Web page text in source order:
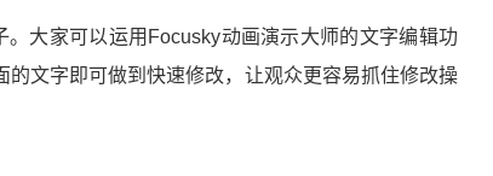
大家可以运用Focusky动画演示大师的文字编辑功
文字即可做到快速修改，让观众更容易抓住修改操